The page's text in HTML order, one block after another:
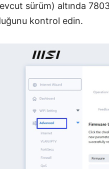
sürüm) altında
kontrol edin.